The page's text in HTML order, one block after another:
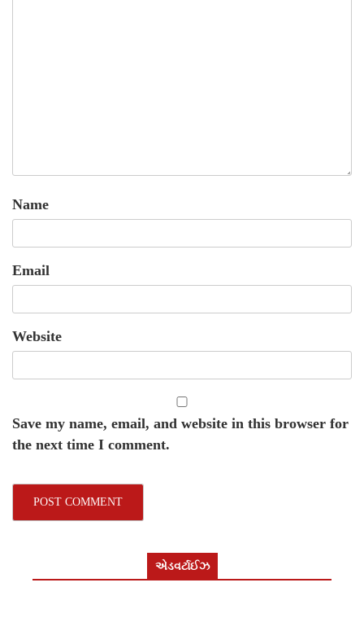
Name
Email
Website
Save my name, email, and website in this browser for
the next time I comment.
એડવર્ટાઈઝ